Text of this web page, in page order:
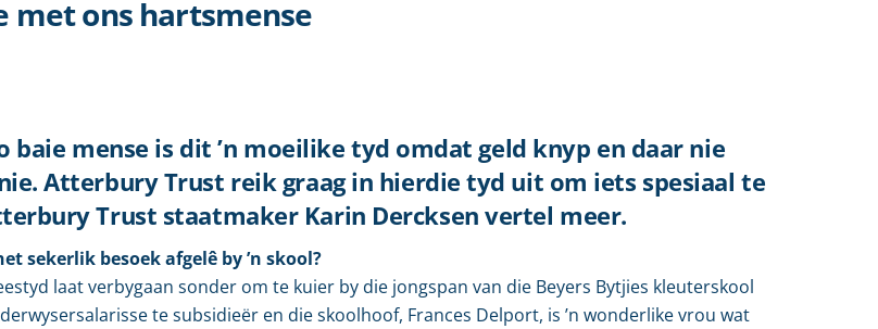
ons hartsmense
baie mense is dit ’n moeilike tyd omdat geld knyp en daar nie
Atterbury Trust reik graag in hierdie tyd uit om iets spesiaal te
Trust staatmaker Karin Dercksen vertel meer.
sekerlik besoek afgelê by ’n skool?
laat verbygaan sonder om te kuier by die jongspan van die Beyers Bytjies kleuterskool
te subsidieër en die skoolhoof, Frances Delport, is ’n wonderlike vrou wat